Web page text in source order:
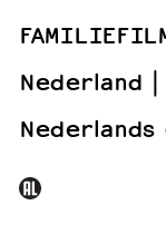
Nederland
Nederlands